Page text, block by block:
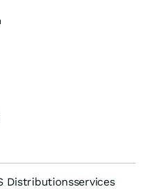
Distributionsservices